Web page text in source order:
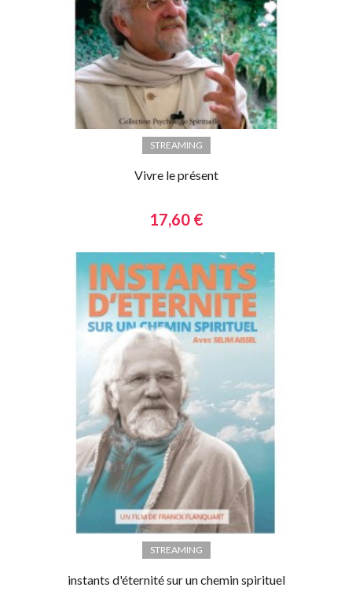
STREAMING
Vivre le présent
17,60 €
STREAMING
instants d'éternité sur un chemin spirituel